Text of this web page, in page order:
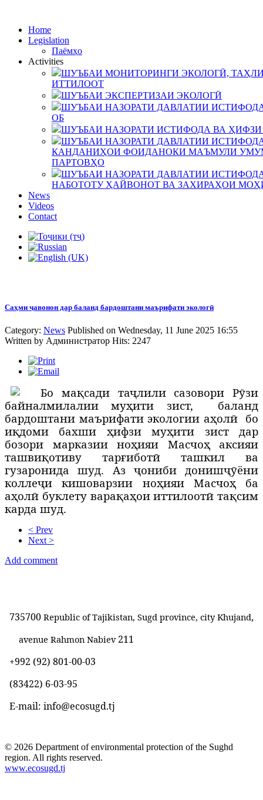
Home
Legislation
Паёмҳо
Activities
ШУЪБАИ МОНИТОРИНГИ ЭКОЛОГӢ,
ИТТИЛООТ
ШУЪБАИ ЭКСПЕРТИЗАИ ЭКОЛОГӢ
ШУЪБАИ НАЗОРАТИ ДАВЛАТИИ
ОБ
ШУЪБАИ НАЗОРАТИ ИСТИФОДА ВА
ШУЪБАИ НАЗОРАТИ ДАВЛАТИИ
КАНДАНИҲОИ ФОИДАНОКИ МАЪМУЛИ
ПАРТОВҲО
ШУЪБАИ НАЗОРАТИ ДАВЛАТИИ
НАБОТОТУ ҲАЙВОНОТ ВА ЗАХИРАҲОИ
News
Videos
Contact
Саҳми ҷавонон дар баланд бардоштани маърифати экологӣ
Category: News Published on Wednesday, 11 June 2025 16:55
Written by Администратор Hits: 2247
Бо мақсади таҷлили сазовори Рӯзи
байналмилалии муҳити зист,
баланд
бардоштани маърифати экологии аҳолӣ бо
иқдоми бахши ҳифзи муҳити зист дар
бозори марказии ноҳияи Масчоҳ аксияи
ташвиқотиву тарғиботӣ ташкил ва
гузаронида шуд. Аз ҷониби донишҷӯёни
коллеҷи кишоварзии ноҳияи Масчоҳ ба
аҳолӣ буклету варақаҳои иттилоотӣ тақсим
карда шуд.
< Prev
Next >
Add comment
735700 Republic of Tajikistan, Sugd province, city Khujand,
avenue Rahmon Nabiev211
+992 (92) 801-00-03
(83422) 6-03-95
E-mail: info@ecosugd.tj
© 2026 Department of environmental protection of the Sughd
region. All rights reserved.
www.ecosugd.tj